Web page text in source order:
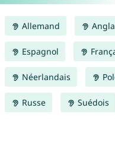
Allemand
Espagnol
Néerlandais
Russe Suédois